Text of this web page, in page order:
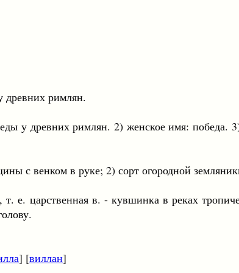
древних римлян.
у древних римлян. 2) женское имя: победа.
в руке; 2) сорт огородной
в. - кувшинка в реках
] [виллан]